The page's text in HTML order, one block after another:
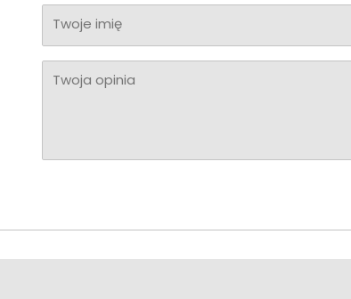
Twoje imię
Twoja opinia